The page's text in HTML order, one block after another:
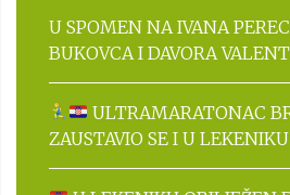
U SPOMEN NA IVANA
BUKOVCA I DAVORA
ULTRAMARATONAC
ZAUSTAVIO SE I U LEKENIKU